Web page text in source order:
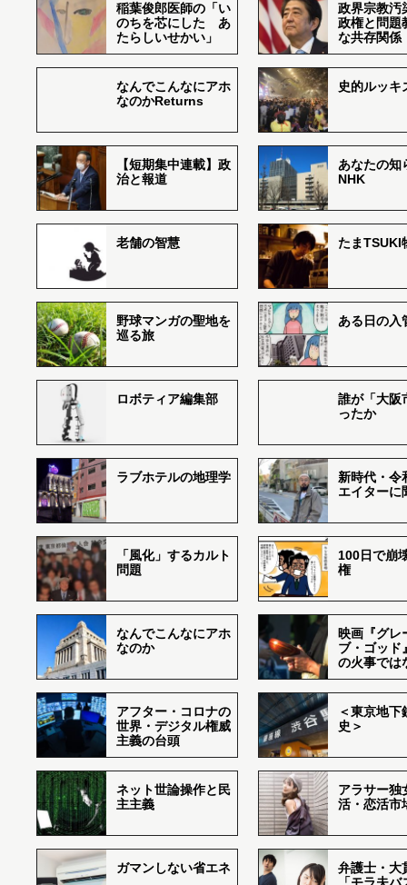
稲葉俊郎医師の「い
のちを芯にした あ
たらしいせかい」
政界宗教汚
政権と問題
な共存関係
なんでこんなにアホ
なのかReturns
史的ルッキ
【短期集中連載】政
治と報道
あなたの知
NHK
老舗の智慧 たまTSUKI
野球マンガの聖地を
巡る旅
ある日の入
ロボティア編集部
誰が「大阪
ったか
ラブホテルの地理学
新時代・令
エイターに
「風化」するカルト
問題
100日で崩
権
なんでこんなにアホ
なのか
映画『グレ
ブ・ゴッド
の火事では
アフター・コロナの
世界・デジタル権威
主義の台頭
＜東京地下
史＞
ネット世論操作と民
主主義
アラサー独
活・恋活市
ガマンしない省エネ
弁護士・大